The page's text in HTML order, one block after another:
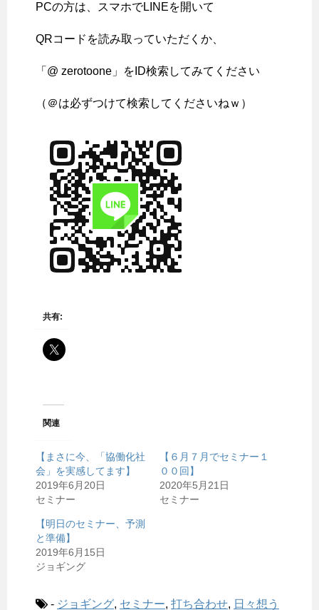
PCの方は、スマホでLINEを開いて
QRコードを読み取っていただくか、
「@ zerotoone」をID検索してみてください
（＠は必ずつけて検索してくださいねｗ）
共有:
関連
【まさに今、「協働化社
会」を実感してます】
2019年6月20日
セミナー
【６月７月でセミナー１
００回】
2020年5月21日
セミナー
【明日のセミナー、予測
と準備】
2019年6月15日
ジョギング
- ジョギング, セミナー, 打ち合わせ, 日々想う